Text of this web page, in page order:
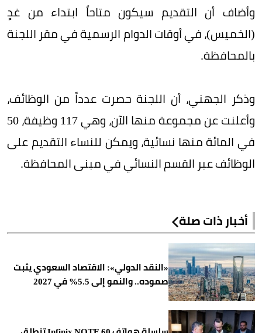
وأضاف أن التقديم سيكون متاحاً ابتداء من غدٍ
(الخميس)، في أوقات الدوام الرسمية في مقر اللجنة
بالمحافظة.
وذكر الجهني، أن اللجنة حصرت عدداً من الوظائف،
وأعلنت عن مجموعة منها الآن، وهي 117 وظيفة، 50
في المائة منها نسائية، ويمكن للنساء التقديم على
الوظائف عبر القسم النسائي في مبنى المحافظة.
أخبار ذات صلة
«النقد الدولي»: الاقتصاد السعودي يثبت
صموده.. والنمو إلى 5.5% في 2027